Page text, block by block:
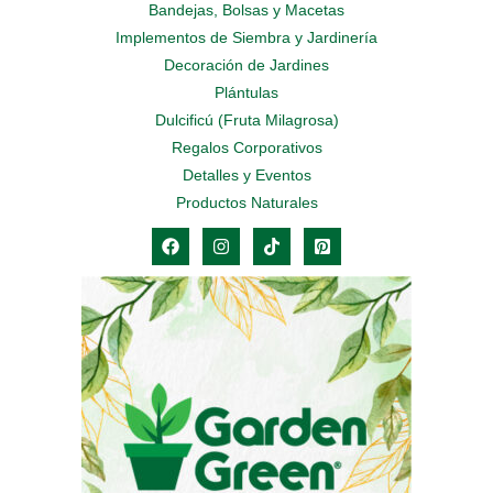
Bandejas, Bolsas y Macetas
Implementos de Siembra y Jardinería
Decoración de Jardines
Plántulas
Dulcificú (Fruta Milagrosa)
Regalos Corporativos
Detalles y Eventos
Productos Naturales